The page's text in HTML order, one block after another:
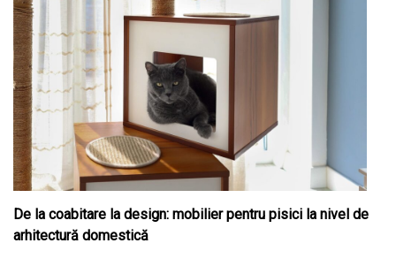
De la coabitare la design: mobilier pentru pisici la nivel de
arhitectură domestică